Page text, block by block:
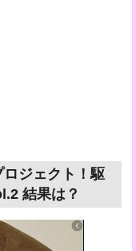
ジェクト！駆
結果は？